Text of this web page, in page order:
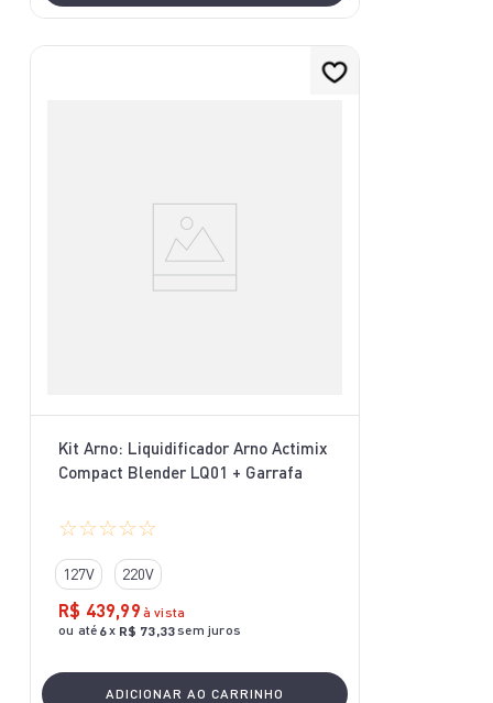
Kit Arno: Liquidificador Arno Actimix
Compact Blender LQ01 + Garrafa
☆☆☆☆☆
127V 220V
R$ 439,99 à vista
ou até 6x R$ 73,33sem juros
ADICIONAR AO CARRINHO